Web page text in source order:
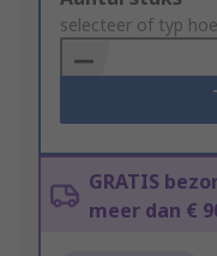
to
Basket
selecteer of typ
GRATIS
meer dan €